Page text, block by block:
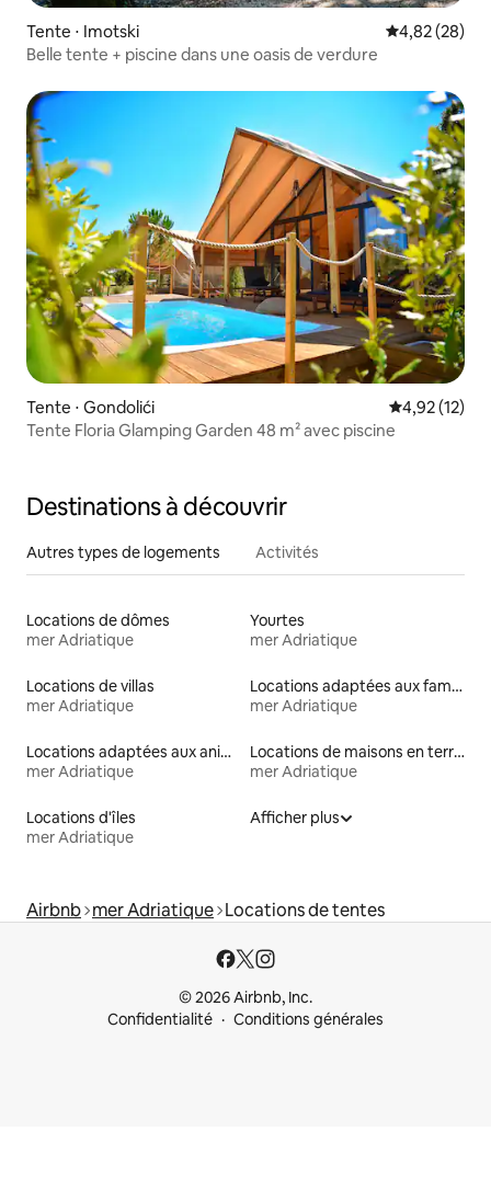
Tente ⋅ Imotski Évaluation
4,82 (28)
Belle tente + piscine dans une oasis de verdure
Tente ⋅ Gondolići Évaluation
4,92 (12)
Tente Floria Glamping Garden 48 m² avec piscine
Destinations à découvrir
Autres types de logements Activités
Locations de dômes
mer Adriatique
Yourtes
mer Adriatique
Locations de villas
mer Adriatique
Locations adaptées aux familles
mer Adriatique
Locations adaptées aux animaux
mer Adriatique
Locations de maisons en terre
mer Adriatique
Locations d'îles
mer Adriatique
Afficher plus
Airbnb mer Adriatique Locations de tentes
© 2026 Airbnb, Inc.
Confidentialité
Conditions générales